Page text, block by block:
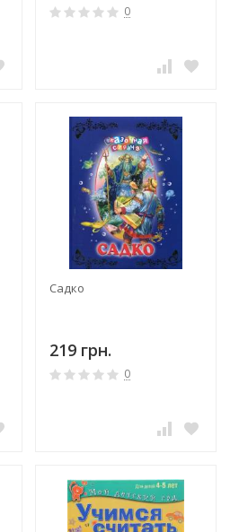
0
Садко
219 грн.
0